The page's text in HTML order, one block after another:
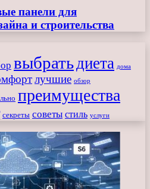
панели для
и строительства
выбратьдиета дома
лучшие обзор
преимущества
секреты советы стиль услуги